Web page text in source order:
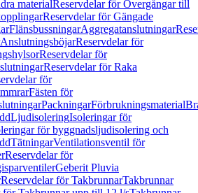
materialReservdelar för Övergångar till
Reservdelar för Gängade
FlänsbussningarAggregatanslutningar
AnslutningsböjarReservdelar för
Reservdelar för
Reservdelar för Raka
för
Fästen för
PackningarFörbrukningsmaterial
LjudisoleringIsoleringar för
för byggnadsljudisolering och
TätningarVentilationsventil för
Reservdelar för
Geberit Pluvia
Reservdelar för TakbrunnarTakbrunnar